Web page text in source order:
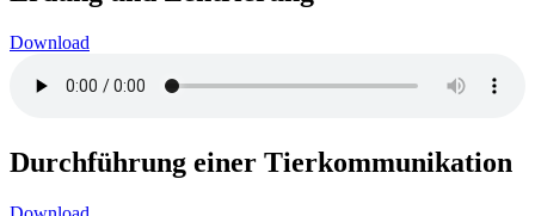
Download
Durchführung einer Tierkommunikation